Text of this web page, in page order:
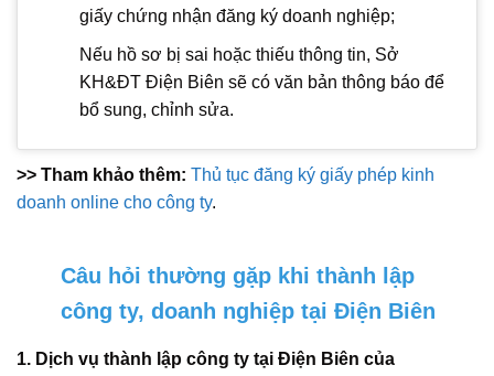
giấy chứng nhận đăng ký doanh nghiệp;
Nếu hồ sơ bị sai hoặc thiếu thông tin, Sở
KH&ĐT Điện Biên sẽ có văn bản thông báo để
bổ sung, chỉnh sửa.
>> Tham khảo thêm: Thủ tục đăng ký giấy phép kinh
doanh online cho công ty.
Câu hỏi thường gặp khi thành lập
công ty, doanh nghiệp tại Điện Biên
1. Dịch vụ thành lập công ty tại Điện Biên của